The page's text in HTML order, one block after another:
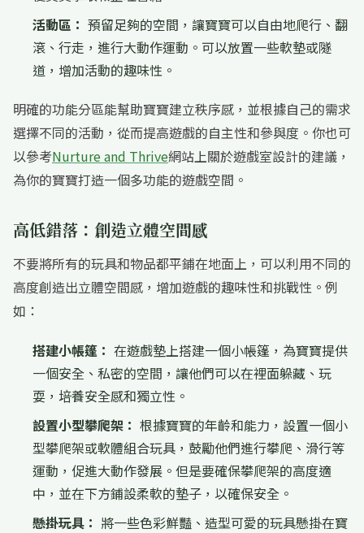
活動區： 預留足夠的空間，讓寶寶可以自由地爬行、翻
滾、行走，進行大動作運動。可以放置一些軟墊或隧
道，增加活動的趣味性。
明確的功能分區能幫助寶寶建立秩序感，並根據自己的需求
選擇不同的活動，從而提高遊戲的自主性和參與度。你也可
以參考Nurture and Thrive網站上關於遊戲室設計的建議，
為你的寶寶打造一個多功能的遊戲空間。
高低錯落：創造立體空間感
不要將所有的玩具和物品都平鋪在地面上，可以利用不同的
高度創造出立體空間感，增加遊戲的趣味性和挑戰性。例
如：
搭建小帳篷： 在遊戲墊上搭建一個小帳篷，為寶寶提供
一個安全、私密的空間，讓他們可以在裡面躲藏、玩
耍，培養安全感和獨立性。
設置小型攀爬架： 根據寶寶的年齡和能力，設置一個小
型攀爬架或軟體組合玩具，鼓勵他們進行攀爬、滑行等
運動，促進大動作發展。但是要確保攀爬架的高度適
中，並在下方鋪設柔軟的墊子，以確保安全。
懸掛玩具： 將一些色彩鮮豔、造型可愛的玩具懸掛在寶